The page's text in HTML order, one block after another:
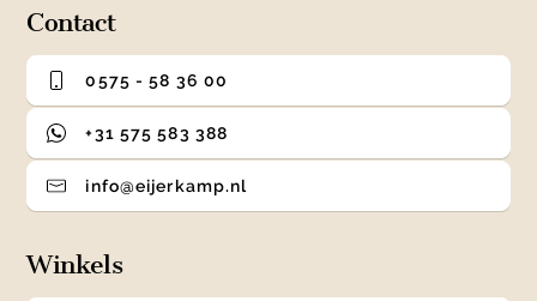
Contact
0575 - 58 36 00
+31 575 583 388
info@eijerkamp.nl
Winkels